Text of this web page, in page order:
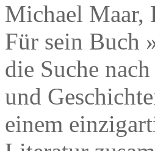
Michael Maar,
Für sein Buch
die Suche
und
einem